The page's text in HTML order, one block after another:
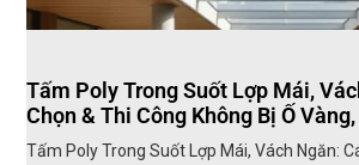
Tấm Poly Trong Suốt Lợp Mái,
Chọn & Thi Công Không Bị Ố
Tấm Poly Trong Suốt Lợp Mái, Vách Ngăn: